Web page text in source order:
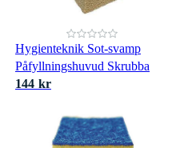
Hygienteknik Sot-svamp
Påfyllningshuvud Skrubba
144 kr